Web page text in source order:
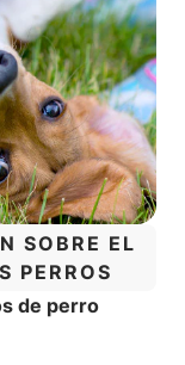
SOBRE EL
PERROS
de perro